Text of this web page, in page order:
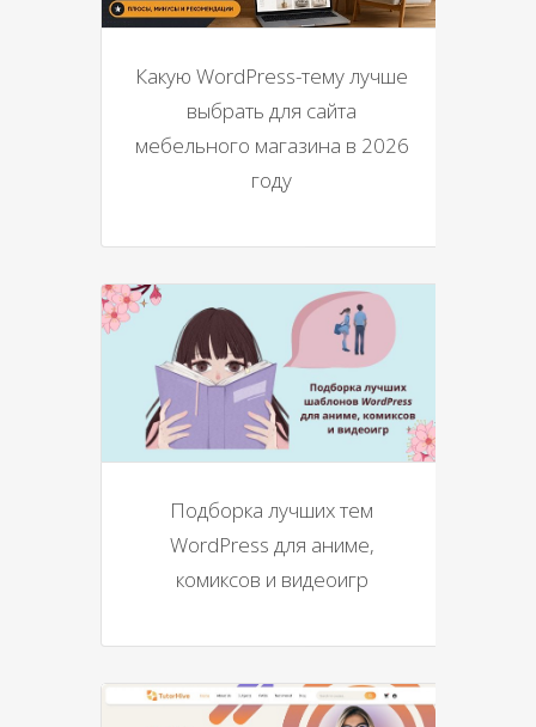
Какую WordPress-тему лучше
выбрать для сайта
мебельного магазина в 2026
году
Подборка лучших тем
WordPress для аниме,
комиксов и видеоигр